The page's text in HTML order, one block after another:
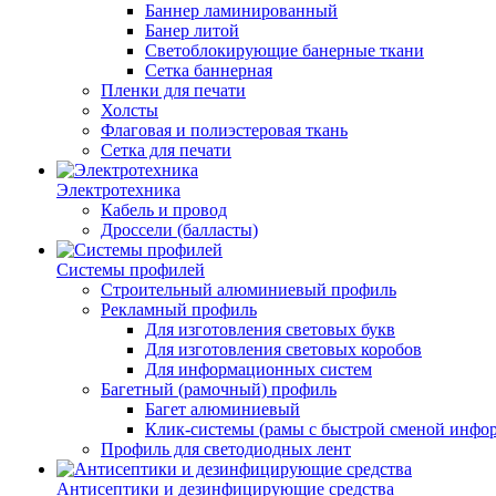
Баннер ламинированный
Банер литой
Светоблокирующие банерные ткани
Сетка баннерная
Пленки для печати
Холсты
Флаговая и полиэстеровая ткань
Сетка для печати
Электротехника
Кабель и провод
Дроссели (балласты)
Системы профилей
Строительный алюминиевый профиль
Рекламный профиль
Для изготовления световых букв
Для изготовления световых коробов
Для информационных систем
Багетный (рамочный) профиль
Багет алюминиевый
Клик-системы (рамы с быстрой сменой
Профиль для светодиодных лент
Антисептики и дезинфицирующие средства